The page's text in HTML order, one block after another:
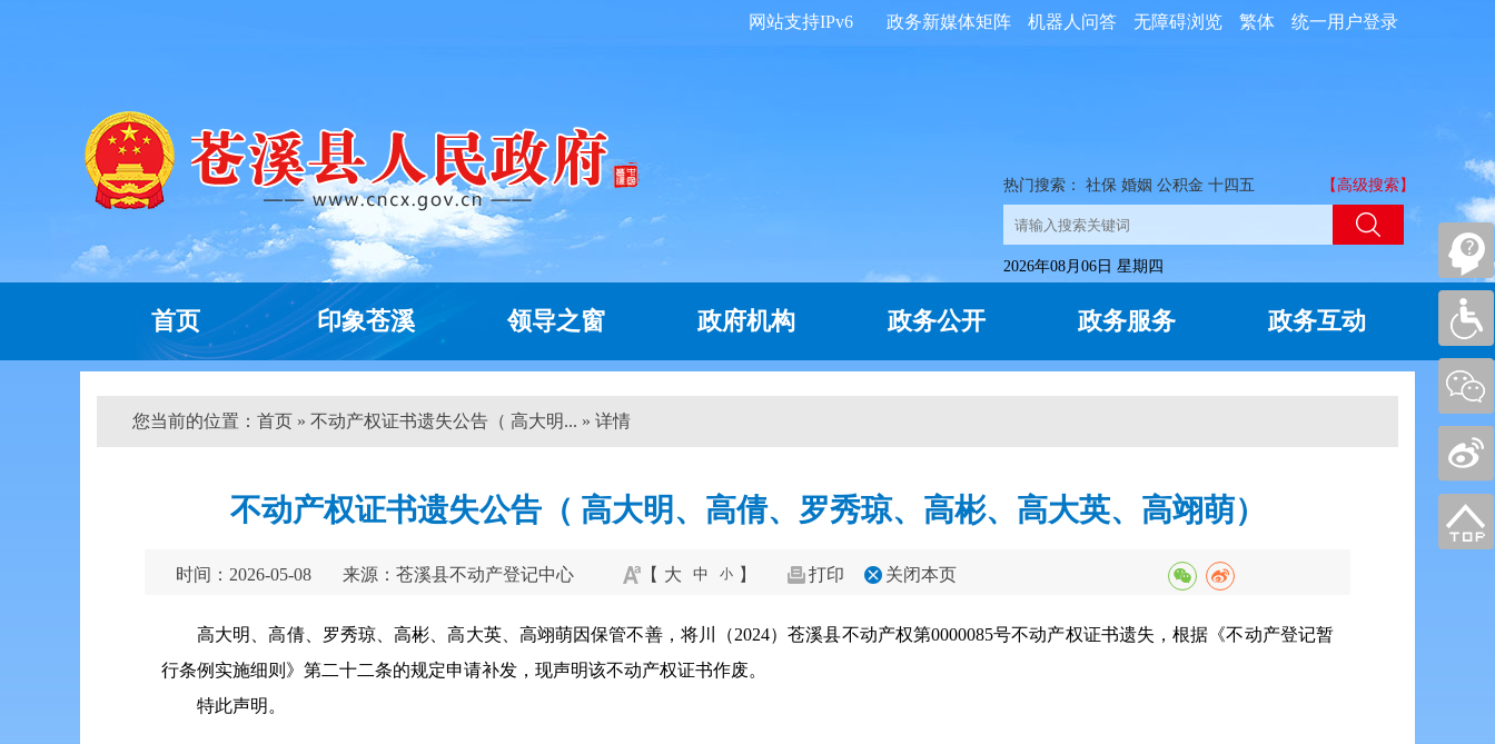
统一用户登录
繁体
无障碍浏览
机器人问答
政务新媒体矩阵
网站支持IPv6
热门搜索： 社保 婚姻 公积金 十四五 【高级搜索】
2026年08月06日 星期四
首页 印象苍溪 领导之窗 政府机构 政务公开 政务服务 政务互动
您当前的位置： 首页 » 不动产权证书遗失公告（ 高大明... » 详情
不动产权证书遗失公告（ 高大明、高倩、罗秀琼、高彬、高大英、高翊萌）
时间：2026-05-08 来源：苍溪县不动产登记中心 【 大 中 小 】 打印 关闭本页
高大明、高倩、罗秀琼、高彬、高大英、高翊萌因保管不善，将川（2024）苍溪县不动产权第0000085号不动产权证书遗失，根据《不动产登记暂
行条例实施细则》第二十二条的规定申请补发，现声明该不动产权证书作废。
特此声明。